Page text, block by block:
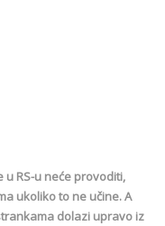
RS-u neće provoditi,
ukoliko to ne učine. A
dolazi upravo iz